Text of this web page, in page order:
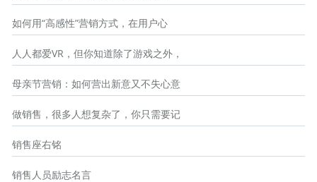
如何用“高感性”营销方式，在用户心
人人都爱VR，但你知道除了游戏之外，
母亲节营销：如何营出新意又不失心意
做销售，很多人想复杂了，你只需要记
销售座右铭
销售人员励志名言